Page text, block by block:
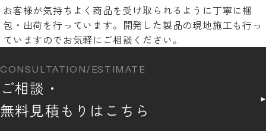
お客様が気持ちよく商品を受け取られるように丁寧に梱
包・出荷を行っています。開発した製品の現地施工も行っ
ていますのでお気軽にご相談ください。
CONSULTATION/ESTIMATE
ご相談・
無料見積もりはこちら